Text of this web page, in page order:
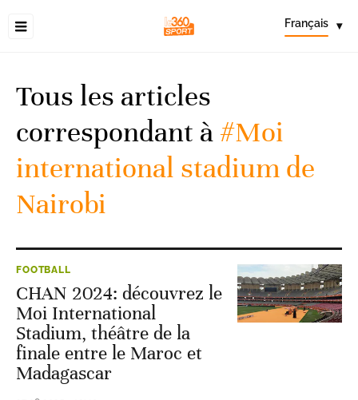
Français ▾
Tous les articles
correspondant à#Moi
international stadium de
Nairobi
FOOTBALL
CHAN 2024: découvrez le
Moi International
Stadium, théâtre de la
finale entre le Maroc et
Madagascar